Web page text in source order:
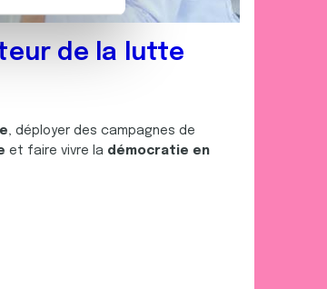
que
de la lutte
, déployer des campagnes de
et faire vivre la démocratie en